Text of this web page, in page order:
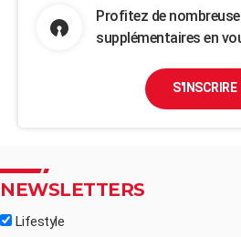
Profitez de
supplémentaires en
S'INSCRIRE
NEWSLETTERS
Lifestyle